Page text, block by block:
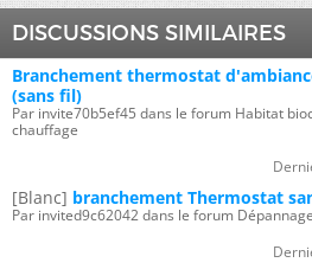
DISCUSSIONS SIMILAIRES
Branchement thermostat
(sans fil)
Par invite70b5ef45 dans le forum Habitat
chauffage
[Blanc] branchement Thermostat
Par invited9c62042 dans le forum Dépannage